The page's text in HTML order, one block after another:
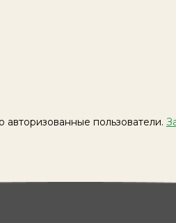
авторизованные пользователи.